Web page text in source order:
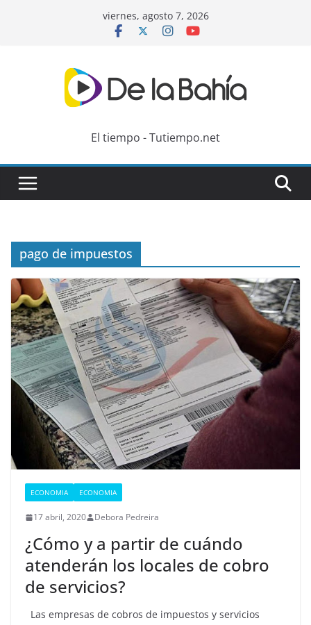
viernes, agosto 7, 2026
El tiempo - Tutiempo.net
pago de impuestos
ECONOMIA ECONOMIA
17 abril, 2020 Debora Pedreira
¿Cómo y a partir de cuándo
atenderán los locales de cobro
de servicios?
Las empresas de cobros de impuestos y servicios